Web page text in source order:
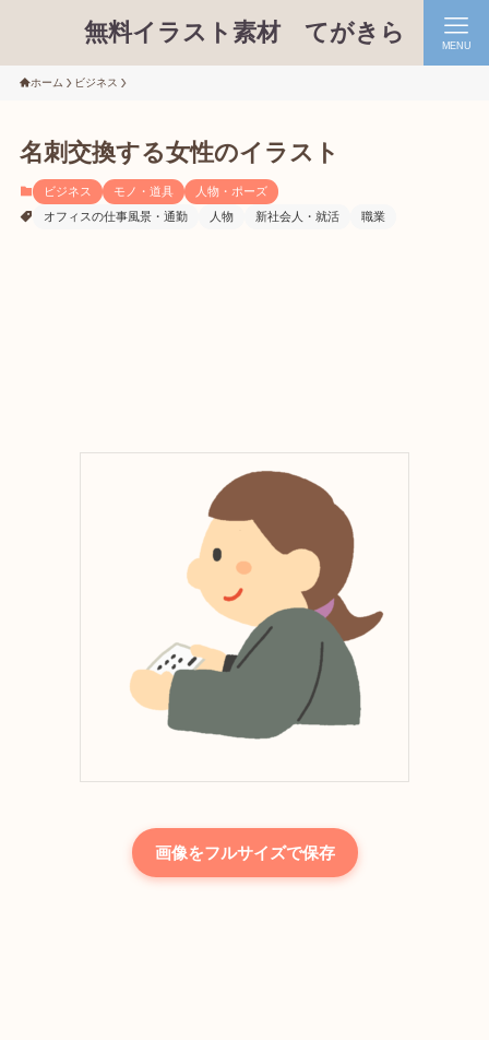
無料イラスト素材 てがきら MENU
ホーム ビジネス
名刺交換する女性のイラスト
ビジネス モノ・道具
人物・ポーズ
オフィスの仕事風景・通勤
人物 新社会人・就活 職業
画像をフルサイズで保存